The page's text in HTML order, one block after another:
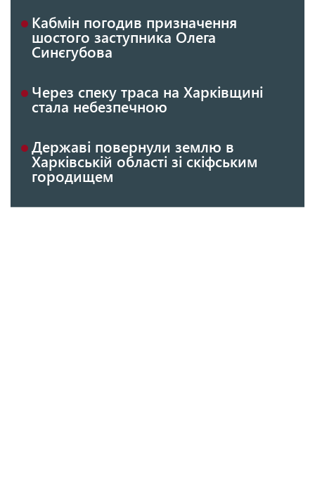
Кабмін погодив призначення
шостого заступника Олега
Синєгубова
Через спеку траса на Харківщині
стала небезпечною
Державі повернули землю в
Харківській області зі скіфським
городищем